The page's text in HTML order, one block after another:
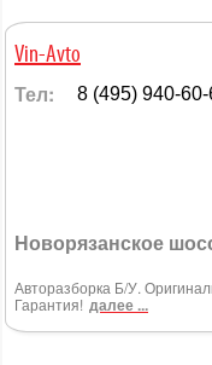
Vin-Avto
Тел: 8 (495) 940-
Новорязанское
Авторазборка Б/У.
Гарантия! далее ...